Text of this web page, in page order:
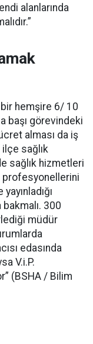
alanlarında
bir hemşire 6/ 10
başı görevindeki
alması da iş
ilçe sağlık
sağlık hizmetleri
profesyonellerini
300
müdür
edasında
V.i.P.
(BSHA / Bilim